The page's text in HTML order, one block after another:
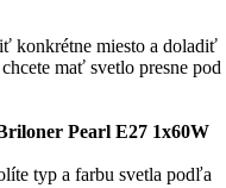
konkrétne miesto a doladiť
mať svetlo presne pod
Pearl E27 1x60W
typ a farbu svetla podľa